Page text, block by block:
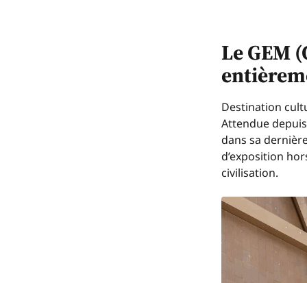
Le GEM
Destination
Attendue
dans sa
d’exposition
civilisation.